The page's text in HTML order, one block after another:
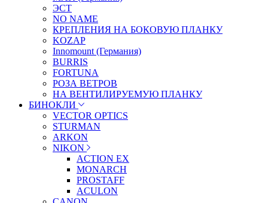
ЭСТ
NO NAME
КРЕПЛЕНИЯ НА БОКОВУЮ ПЛАНКУ
KOZAP
Innomount (Германия)
BURRIS
FORTUNA
РОЗА ВЕТРОВ
НА ВЕНТИЛИРУЕМУЮ ПЛАНКУ
БИНОКЛИ
VECTOR OPTICS
STURMAN
ARKON
NIKON
ACTION EX
MONARCH
PROSTAFF
ACULON